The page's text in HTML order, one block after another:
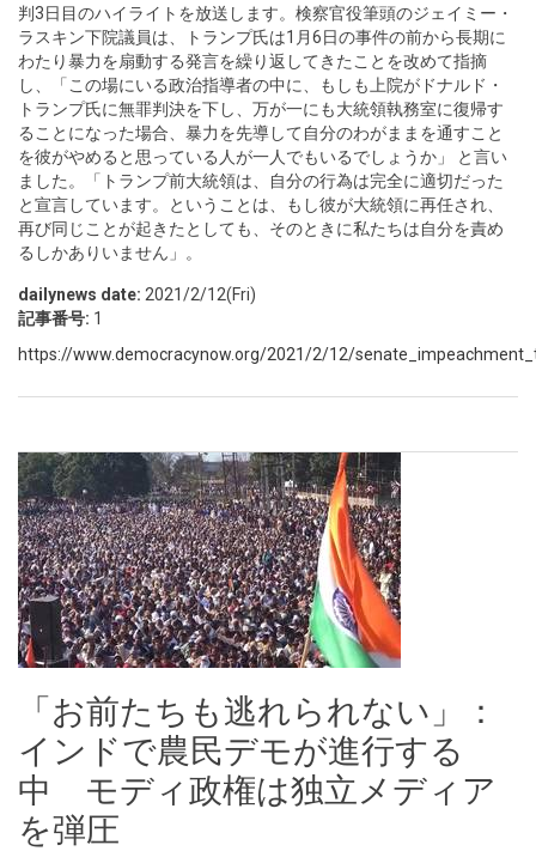
判3日目のハイライトを放送します。検察官役筆頭のジェイミー・
ラスキン下院議員は、トランプ氏は1月6日の事件の前から長期に
わたり暴力を扇動する発言を繰り返してきたことを改めて指摘
し、「この場にいる政治指導者の中に、もしも上院がドナルド・
トランプ氏に無罪判決を下し、万が一にも大統領執務室に復帰す
ることになった場合、暴力を先導して自分のわがままを通すこと
を彼がやめると思っている人が一人でもいるでしょうか」 と言い
ました。「トランプ前大統領は、自分の行為は完全に適切だった
と宣言しています。ということは、もし彼が大統領に再任され、
再び同じことが起きたとしても、そのときに私たちは自分を責め
るしかありいません」。
dailynews date: 2021/2/12(Fri)
記事番号: 1
https://www.democracynow.org/2021/2/12/
「お前たちも逃れられない」：
インドで農民デモが進行する
中 モディ政権は独立メディア
を弾圧